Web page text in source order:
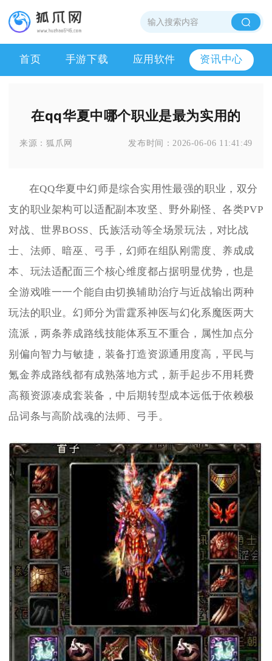
首页 手游下载 应用软件 资讯中心
在qq华夏中哪个职业是最为实用的
来源：狐爪网 发布时间：2026-06-06 11:41:49
在QQ华夏中幻师是综合实用性最强的职业，双分
支的职业架构可以适配副本攻坚、野外刷怪、各类PVP
对战、世界BOSS、氏族活动等全场景玩法，对比战
士、法师、暗巫、弓手，幻师在组队刚需度、养成成
本、玩法适配面三个核心维度都占据明显优势，也是
全游戏唯一一个能自由切换辅助治疗与近战输出两种
玩法的职业。幻师分为雷霆系神医与幻化系魔医两大
流派，两条养成路线技能体系互不重合，属性加点分
别偏向智力与敏捷，装备打造资源通用度高，平民与
氪金养成路线都有成熟落地方式，新手起步不用耗费
高额资源凑成套装备，中后期转型成本远低于依赖极
品词条与高阶战魂的法师、弓手。